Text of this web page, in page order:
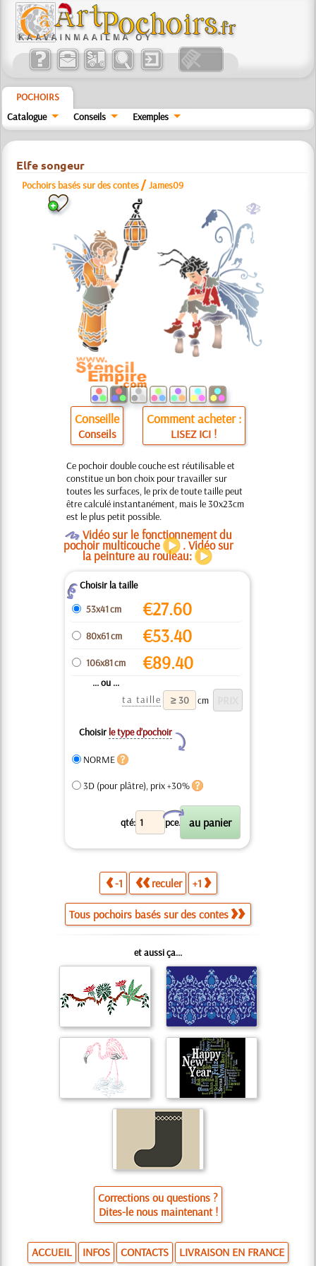
POCHOIRS
Catalogue
Conseils Exemples
Elfe songeur
Pochoirs basés sur des contes /James09
b
Conseille
Conseils
Comment acheter :
LISEZ ICI !
Ce pochoir double couche est réutilisable et
constitue un bon choix pour travailler sur
toutes les surfaces, le prix de toute taille peut
être calculé instantanément, mais le 30x23cm
est le plus petit possible.
O Vidéo sur le fonctionnement du
pochoir multicouche . Vidéo sur
la peinture au rouleau:
ZChoisir la taille
53x41 cm
€27.60
80x61 cm €53.40
106x81 cm €89.40
... ou ...
ta taille
cm
Choisir le type d’pochoir
Y
NORME
3D (pour plâtre), prix +30%
qté: pce.
X
-1 reculer +1
Tous pochoirs basés sur des contes
et aussi ça...
Corrections ou questions ?
Dites-le nous maintenant !
ACCUEIL INFOS CONTACTS LIVRAISON EN FRANCE